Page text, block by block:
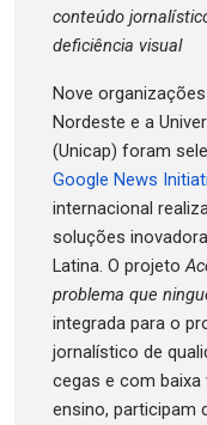
conteúdo
deficiência visual
Nove
Nordeste e a
(Unicap) foram
Google News
internacional
soluções
Latina. O projeto
problema que
integrada para o
jornalístico de
cegas e com
ensino, participam